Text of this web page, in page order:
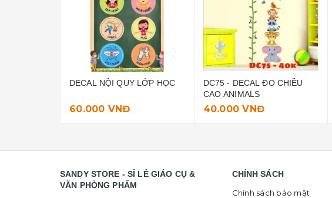
QUY LỚP HỌC
DC75 - DECAL ĐO CHIỀU
40.000 VNĐ
POSTER TRANG TRÍ LỚP
HỌC
50.000 VNĐ
SANDY STORE - SỈ LẺ GIÁO CỤ &
VĂN PHÒNG PHẨM
CHÍNH SÁCH
Chính sách bảo mật